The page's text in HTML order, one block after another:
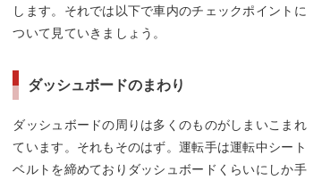
します。それでは以下で車内のチェックポイントに
ついて見ていきましょう。
ダッシュボードのまわり
ダッシュボードの周りは多くのものがしまいこまれ
ています。それもそのはず。運転手は運転中シート
ベルトを締めておりダッシュボードくらいにしか手